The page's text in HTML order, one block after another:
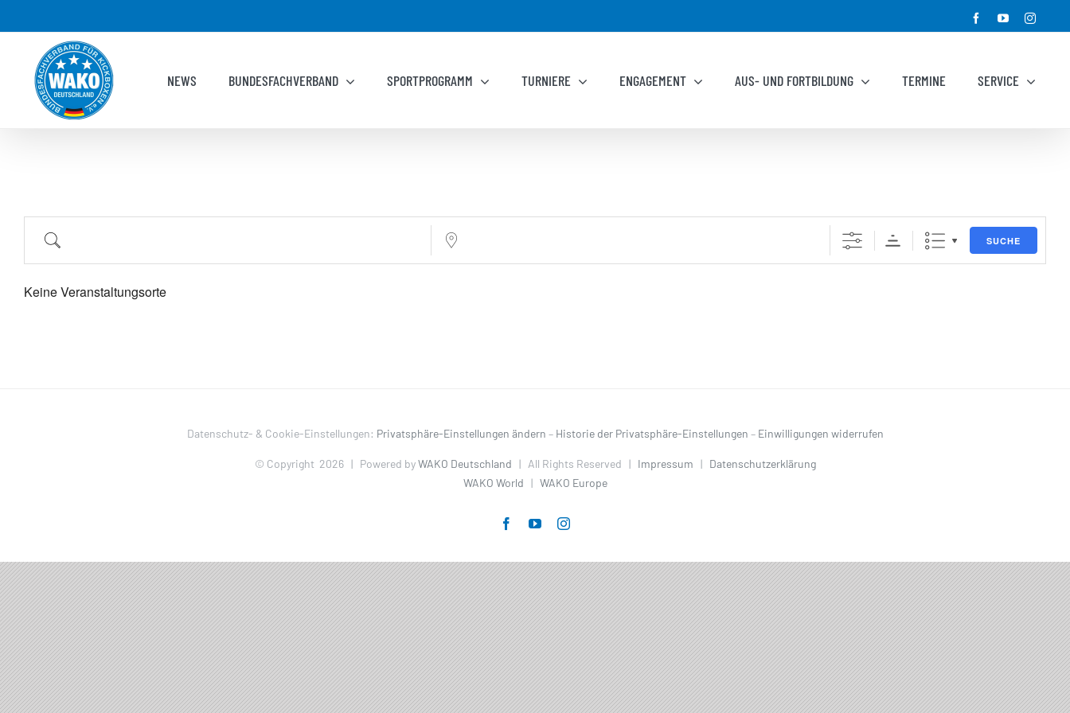
springen
FacebookYouTube
NEWS BUNDESFACHVERBAND SPORTPROGRAMM TURNIERE ENGAGEMENT AUS- UND FORTBILDUNG TERMINE SERVICE
Suche Nahe ... SUCHE
Keine Veranstaltungsorte
Datenschutz- & Cookie-Einstellungen: Privatsphäre-Einstellungen ändern – Historie der Privatsphäre-Einstellungen – Einwilligungen widerrufen
© Copyright 2026 | Powered byWAKO Deutschland | All Rights Reserved | Impressum | Datenschutzerklärung
WAKO World | WAKO Europe
FacebookYouTubeInstagram
Bundesland